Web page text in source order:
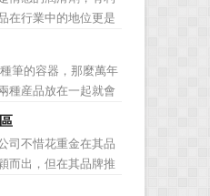
巾……當今市場上的
在行業中的地位更是
徵，又是企業地位的
永恆意義是語言難以
禮物，再窮也不能窮
筆的容器，那麼萬年
種産品放在一起就會
小編就來爲您介紹
方，他是採用皮
萬年曆筆筒，集時間
司不惜花重金在其品
而出，但在其品牌推
業走入了幾大誤區而